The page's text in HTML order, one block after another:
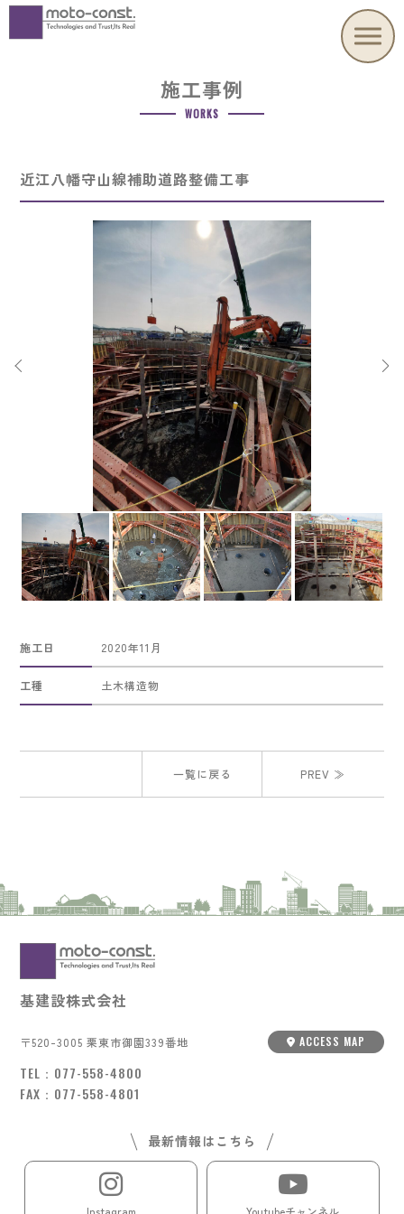
施工事例
WORKS
近江八幡守山線補助道路整備工事
施工日 2020年11月
工種 土木構造物
一覧に戻る PREV ≫
基建設株式会社
〒520-3005 栗東市御園339番地 ACCESS MAP
TEL： 077-558-4800
FAX：077-558-4801
最新情報はこちら
Instagram Youtubeチャンネル